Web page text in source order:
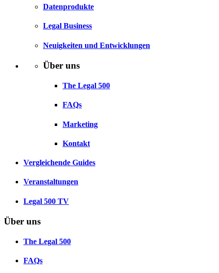
Datenprodukte
Legal Business
Neuigkeiten und Entwicklungen
Über uns
The Legal 500
FAQs
Marketing
Kontakt
Vergleichende Guides
Veranstaltungen
Legal 500 TV
Über uns
The Legal 500
FAQs